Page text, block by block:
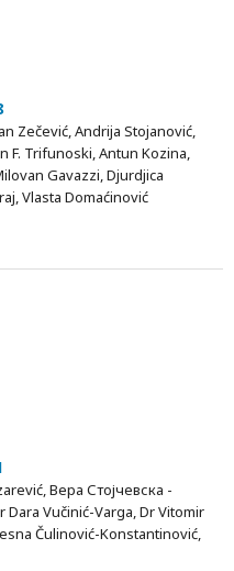
Zečević, Andrija Stojanović,
F. Trifunoski, Antun Kozina,
Gavazzi, Djurdjica
Vlasta Domaćinović
Вера Стојчевска -
Dara Vučinić-Varga, Dr Vitomir
Čulinović-Konstantinović,